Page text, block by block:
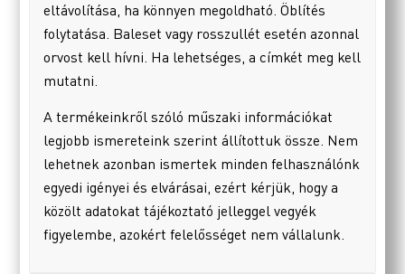
eltávolítása, ha könnyen megoldható. Öblítés
folytatása. Baleset vagy rosszullét esetén azonnal
orvost kell hívni. Ha lehetséges, a címkét meg kell
mutatni.
A termékeinkről szóló műszaki információkat
legjobb ismereteink szerint állítottuk össze. Nem
lehetnek azonban ismertek minden felhasználónk
egyedi igényei és elvárásai, ezért kérjük, hogy a
közölt adatokat tájékoztató jelleggel vegyék
figyelembe, azokért felelősséget nem vállalunk.